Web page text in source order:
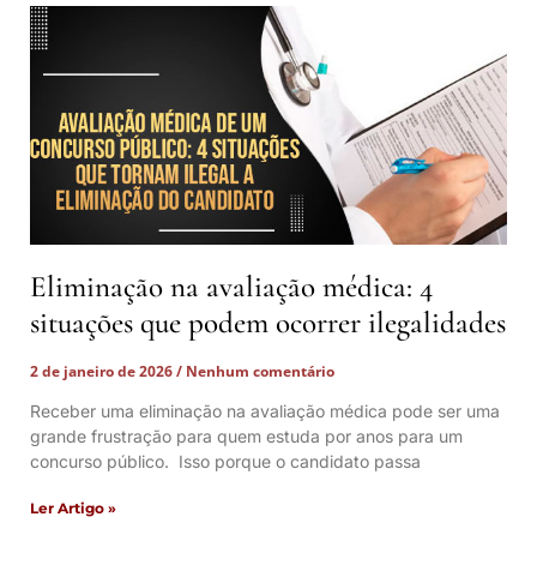
Eliminação na avaliação médica: 4
situações que podem ocorrer ilegalidades
2 de janeiro de 2026
Nenhum comentário
Receber uma eliminação na avaliação médica pode ser uma
grande frustração para quem estuda por anos para um
concurso público. Isso porque o candidato passa
Ler Artigo »